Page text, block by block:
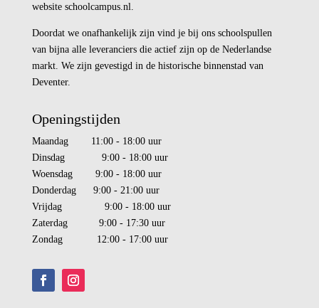
website schoolcampus.nl.
Doordat we onafhankelijk zijn vind je bij ons schoolspullen
van bijna alle leveranciers die actief zijn op de Nederlandse
markt. We zijn gevestigd in de historische binnenstad van
Deventer.
Openingstijden
Maandag 11:00 - 18:00 uur
Dinsdag 9:00 - 18:00 uur
Woensdag 9:00 - 18:00 uur
Donderdag 9:00 - 21:00 uur
Vrijdag 9:00 - 18:00 uur
Zaterdag 9:00 - 17:30 uur
Zondag 12:00 - 17:00 uur